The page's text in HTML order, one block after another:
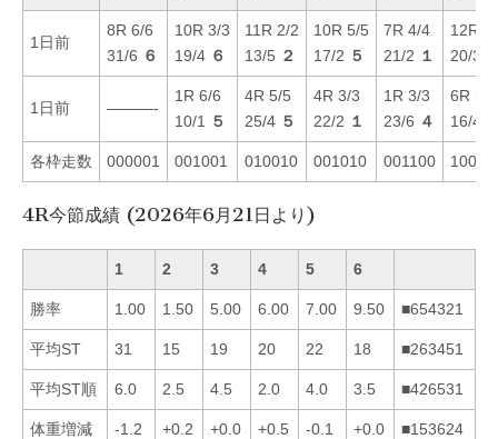
1日前
8R 6/6
31/6 ６
10R 3/3
19/4 ６
11R 2/2
13/5 ２
10R 5/5
17/2 ５
7R 4/4
21/2 １
12R
20/3
1日前 ———-
1R 6/6
10/1
５
4R 5/5
25/4 ５
4R 3/3
22/2 １
1R 3/3
23/6 ４
6R 5/5
16/4
各枠走数 000001 001001 010010 001010 001100
4R今節成績 (2026年6月21日より)
1 2 3 4 5 6
勝率 1.00 1.50 5.00 6.00 7.00 9.50 ■654321
平均ST 31 15 19 20 22 18 ■263451
平均ST順 6.0 2.5 4.5 2.0 4.0 3.5 ■426531
体重増減 -1.2 +0.2 +0.0 +0.5 -0.1 +0.0 ■153624